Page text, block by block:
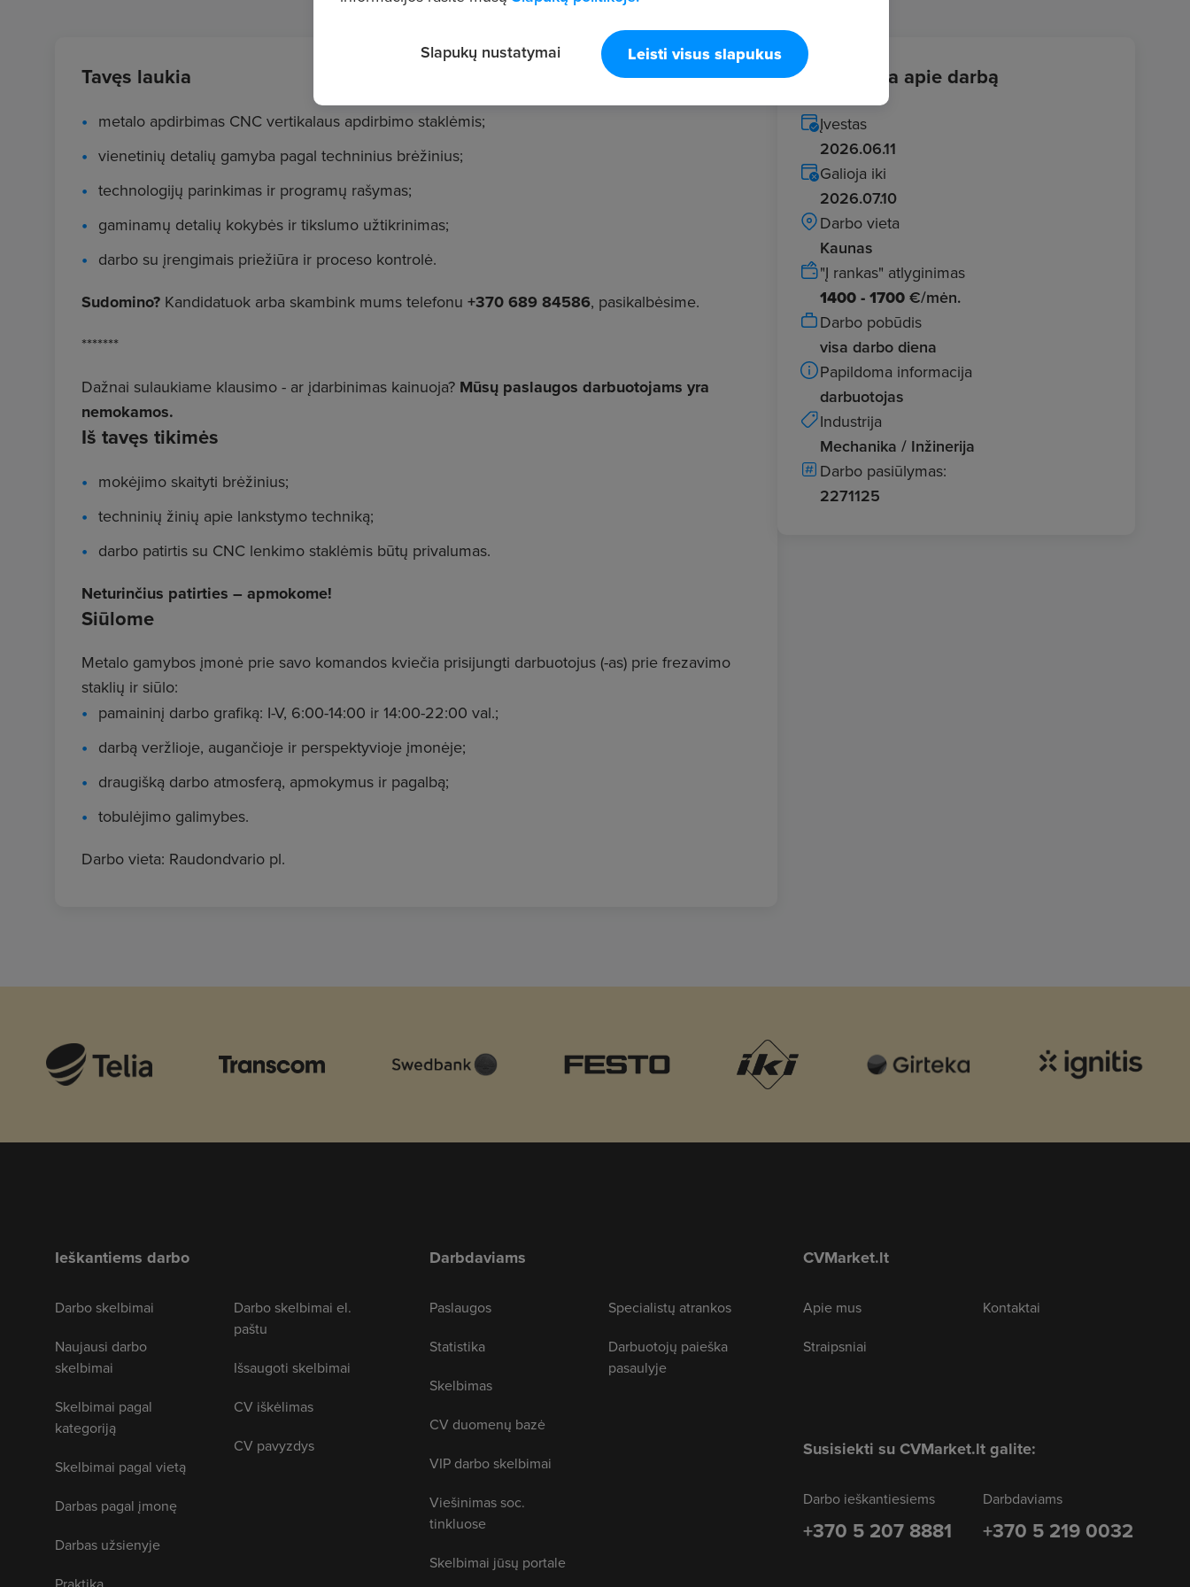
Siūlome
Metalo gamybos įmonė prie savo komandos kviečia prisijungti darbuotojus (-as) prie frezavimo
staklių ir siūlo:
pamaininį darbo grafiką: I-V, 6:00-14:00 ir 14:00-22:00 val.;
darbą veržlioje, augančioje ir perspektyvioje įmonėje;
draugišką darbo atmosferą, apmokymus ir pagalbą;
tobulėjimo galimybes.
Darbo vieta: Raudondvario pl.
Iš tavęs tikimės
mokėjimo skaityti brėžinius;
techninių žinių apie lankstymo techniką;
darbo patirtis su CNC lenkimo staklėmis būtų privalumas.
Neturinčius patirties – apmokome!
Tavęs laukia
metalo apdirbimas CNC vertikalaus apdirbimo staklėmis;
vienetinių detalių gamyba pagal techninius brėžinius;
technologijų parinkimas ir programų rašymas;
gaminamų detalių kokybės ir tikslumo užtikrinimas;
darbo su įrengimais priežiūra ir proceso kontrolė.
Sudomino? Kandidatuok arba skambink mums telefonu +370 689 84586, pasikalbėsime.
*******
Dažnai sulaukiame klausimo - ar įdarbinimas kainuoja? Mūsų paslaugos darbuotojams yra
nemokamos.
Informacija apie darbą
Įvestas
2026.06.11
Galioja iki
2026.07.10
Darbo vieta
Kaunas
"Į rankas" atlyginimas
1400 - 1700 €/mėn.
Darbo pobūdis
visa darbo diena
Papildoma informacija
darbuotojas
Industrija
Mechanika / Inžinerija
Darbo pasiūlymas:
2271125
Ieškantiems darbo
Darbo skelbimai
Naujausi darbo
skelbimai
Skelbimai pagal
kategoriją
Skelbimai pagal vietą
Darbas pagal įmonę
Darbas užsienyje
Darbo skelbimai el.
paštu
Išsaugoti skelbimai
CV iškėlimas
CV pavyzdys
Darbdaviams
Paslaugos
Statistika
Skelbimas
CV duomenų bazė
VIP darbo skelbimai
Viešinimas soc.
tinkluose
Skelbimai jūsų portale
Specialistų atrankos
Darbuotojų paieška
pasaulyje
CVMarket.lt
Apie mus
Straipsniai
Kontaktai
Susisiekti su CVMarket.lt galite:
Darbo ieškantiesiems
+370 5 207 8881
Darbdaviams
+370 5 219 0032
Leisti visus slapukus
Slapukų nustatymai